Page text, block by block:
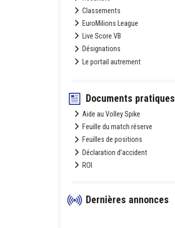
Classements
EuroMilions League
Live Score VB
Désignations
Le portail autrement
Documents pratiques
Aide au Volley Spike
Feuille du match réserve
Feuilles de positions
Déclaration d’accident
ROI
Dernières annonces